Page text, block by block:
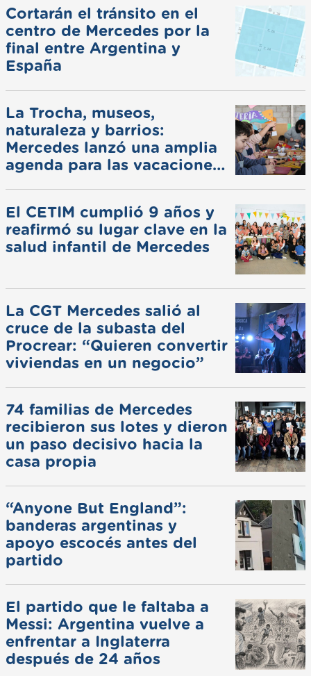
Cortarán el tránsito en el
centro de Mercedes por la
final entre Argentina y
España
La Trocha, museos,
naturaleza y barrios:
Mercedes lanzó una amplia
agenda para las vacaciones
El CETIM cumplió 9 años y
reafirmó su lugar clave en la
salud infantil de Mercedes
La CGT Mercedes salió al
cruce de la subasta del
Procrear: “Quieren convertir
viviendas en un negocio”
74 familias de Mercedes
recibieron sus lotes y dieron
un paso decisivo hacia la
casa propia
“Anyone But England”:
banderas argentinas y
apoyo escocés antes del
partido
El partido que le faltaba a
Messi: Argentina vuelve a
enfrentar a Inglaterra
después de 24 años